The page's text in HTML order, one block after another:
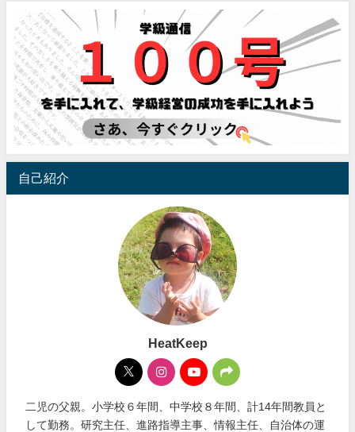
自己紹介
HeatKeep
二児の父親。小学校６年間、中学校８年間、計14年間教員と
して勤務。研究主任、進路指導主事、情報主任、自治体の運